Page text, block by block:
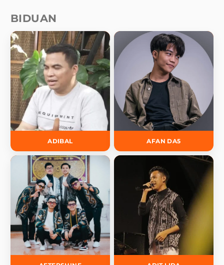
BIDUAN
ADIBAL AFAN DA5